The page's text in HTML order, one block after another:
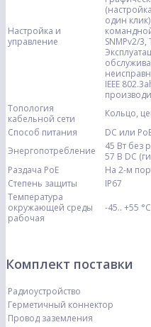
Настройка и
управление
один
SNMPv2/3,
IEEE
Топология
кабельной сети
Кольцо,
Способ питания
DC или
Энергопотребление
45 Вт без
57 В DC
Раздача PoE
На 2-м
Степень защиты
IP67
Температура
окружающей среды
рабочая
-45.. +55 °С
Комплект поставки
Радиоустройство
Герметичный коннектор
Провод заземления